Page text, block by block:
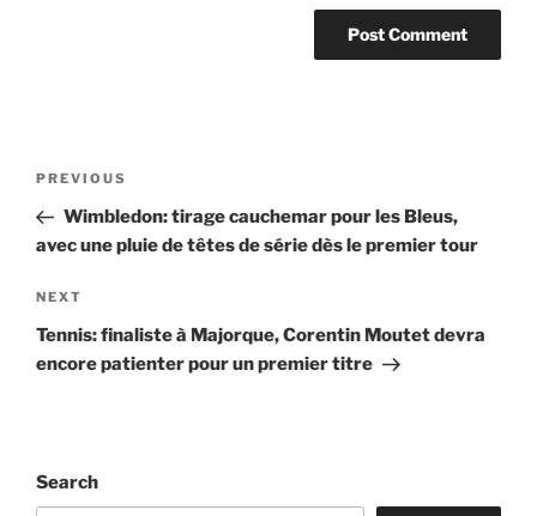
Previous
Post
PREVIOUS
Wimbledon: tirage cauchemar pour les Bleus,
avec une pluie de têtes de série dès le premier tour
Next
Post
NEXT
Tennis: finaliste à Majorque, Corentin Moutet devra
encore patienter pour un premier titre
Search